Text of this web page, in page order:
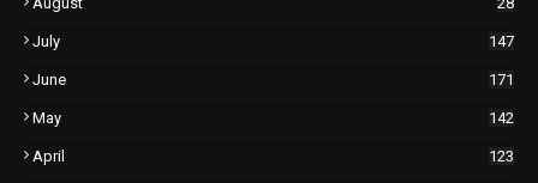
July 147
June 171
May 142
April 123